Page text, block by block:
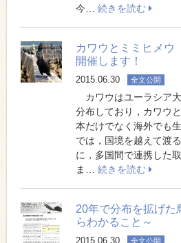
今… 続きを読む
カワウとミミヒメ
開催します！
2015.06.30 全文公開
カワウはユーラシア
分布しており，カワウ
本だけでなく海外でも
では，国境を越えて渡
に，多国間で連携した
ま… 続きを読む
20年で分布を拡げ
らわかること～
2015.06.30 全文公開